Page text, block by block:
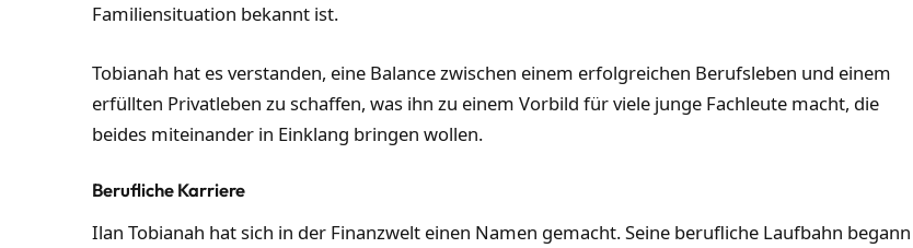
Familiensituation bekannt ist.
Tobianah hat es verstanden, eine Balance zwischen einem erfolgreichen Berufsleben und einem
erfüllten Privatleben zu schaffen, was ihn zu einem Vorbild für viele junge Fachleute macht, die
beides miteinander in Einklang bringen wollen.
Berufliche Karriere
Ilan Tobianah hat sich in der Finanzwelt einen Namen gemacht. Seine berufliche Laufbahn begann